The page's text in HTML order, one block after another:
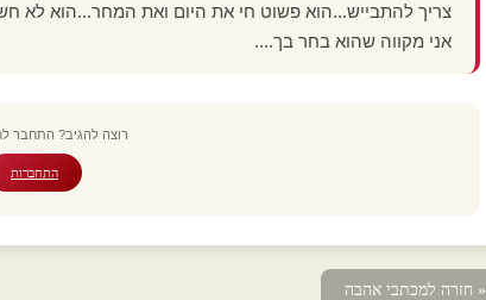
צריך להתבייש...הוא פשוט חי את היום ואת המחר...הוא לא
אני מקווה שהוא בחר בך....
רוצה להגיב? התחבר
התחברות
« חזרה למכתבי אהבה